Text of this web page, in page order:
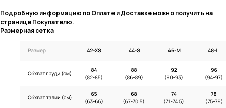
Подробную информацию по Оплате и Доставке можно получить на
странице Покупателю.
Размерная сетка